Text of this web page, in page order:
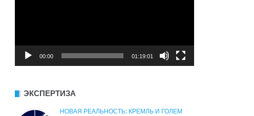
00:00 01:19:01
ЭКСПЕРТИЗА
НОВАЯ РЕАЛЬНОСТЬ: КРЕМЛЬ И ГОЛЕМ